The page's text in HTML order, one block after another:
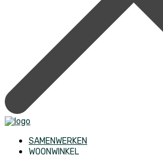
SAMENWERKEN
WOONWINKEL